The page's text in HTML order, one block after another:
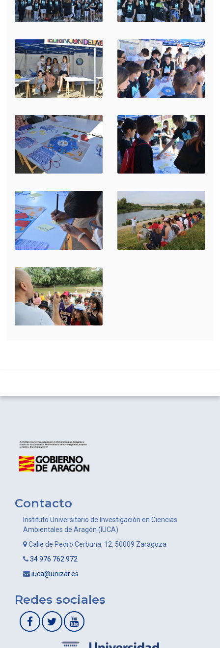
Contacto
Instituto Universitario de Investigación en Ciencias
Ambientales de Aragón (IUCA)
Calle de Pedro Cerbuna, 12, 50009 Zaragoza
34 976 762 972
iuca@unizar.es
Redes sociales